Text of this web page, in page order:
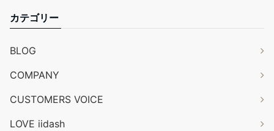
カテゴリー
BLOG
COMPANY
CUSTOMERS VOICE
LOVE iidash